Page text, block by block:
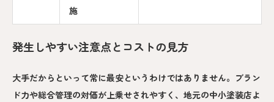
施
発生しやすい注意点とコストの見方
大手だからといって常に最安というわけではありません。ブラン
ド力や総合管理の対価が上乗せされやすく、地元の中小塗装店よ